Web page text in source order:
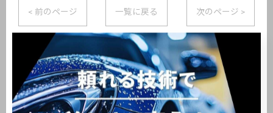
< 前のページ 一覧に戻る 次のページ >
関連タグ